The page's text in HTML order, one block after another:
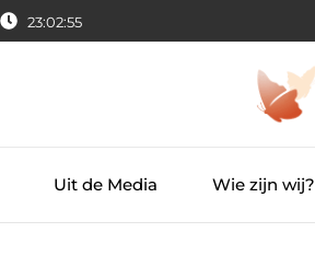
23:02:55
Uit de Media Wie zijn wij?